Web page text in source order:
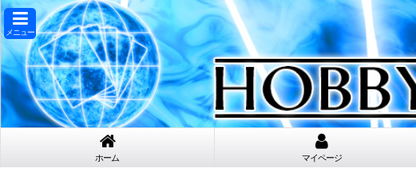
メニュー
ホーム マイページ